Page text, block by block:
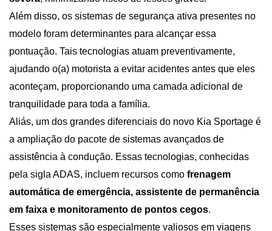
Além disso, os sistemas de segurança ativa presentes no
modelo foram determinantes para alcançar essa
pontuação. Tais tecnologias atuam preventivamente,
ajudando o(a) motorista a evitar acidentes antes que eles
aconteçam, proporcionando uma camada adicional de
tranquilidade para toda a família.
Aliás, um dos grandes diferenciais do novo Kia Sportage é
a ampliação do pacote de sistemas avançados de
assistência à condução. Essas tecnologias, conhecidas
pela sigla ADAS, incluem recursos como frenagem
automática de emergência, assistente de permanência
em faixa e monitoramento de pontos cegos.
Esses sistemas são especialmente valiosos em viagens